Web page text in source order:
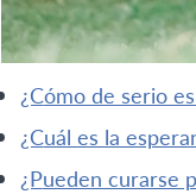
¿cómo de serio
¿cuál es la
¿pueden